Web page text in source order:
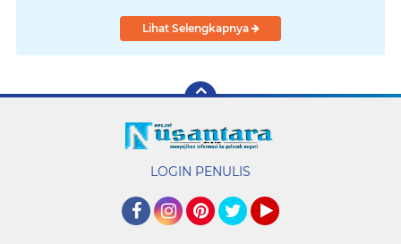
Lihat Selengkapnya
LOGIN PENULIS